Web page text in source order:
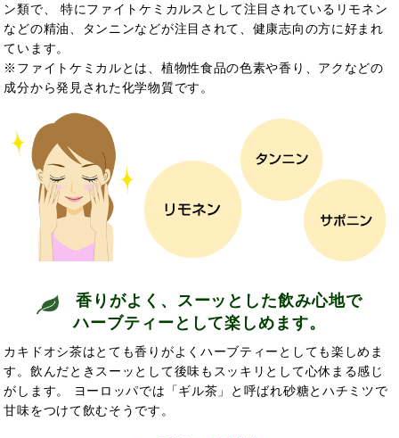
ン類で、 特にファイトケミカルスとして注目されているリモネン
などの精油、
タンニンなどが注目されて、健康志向の方に好まれ
ています。
※ファイトケミカルとは、植物性食品の色素や香り、アクなどの
成分から発見された化学物質です。
香りがよく、スーッとした飲み心地で
ハーブティーとして楽しめます。
カキドオシ茶はとても香りがよくハーブティーとしても楽しめま
す。飲んだときスーッとして後味もスッキリとして心休まる感じ
がします。 ヨーロッパでは「ギル茶」と呼ばれ砂糖とハチミツで
甘味をつけて飲むそうです。